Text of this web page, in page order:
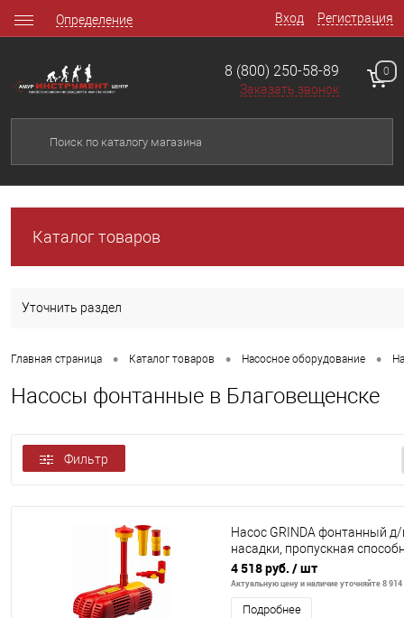
Вход Регистрация
Определение
8 (800) 250-58-89
Заказать звонок
0
Каталог товаров
Уточнить раздел
Главная страница • Каталог товаров • Насосное оборудование •
Насосы фонтанные в Благовещенске
Фильтр
Насос GRINDA фонтанный
насадки, пропускная
подачи вод
4 518 руб. / шт
Актуальную цену и наличие уточняйте 8 914
Подробнее